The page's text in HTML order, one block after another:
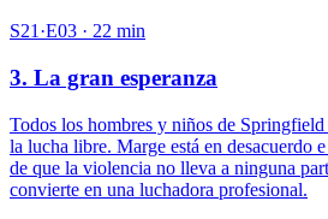
S21·E03 · 22 min
3. La gran esperanza
Todos los hombres y niños de
la lucha libre. Marge está en desacuerdo
de que la violencia no lleva a ninguna
convierte en una luchadora profesional.